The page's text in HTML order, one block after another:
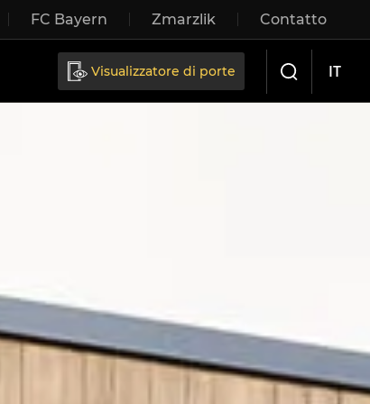
FC Bayern Zmarzlik Contatto
Visualizzatore di porte IT